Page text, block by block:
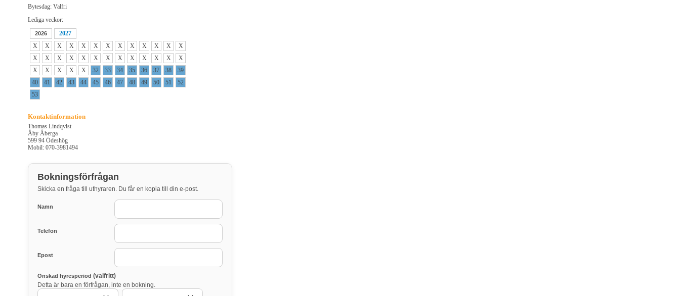
Bytesdag: Valfri
Lediga veckor:
2026
2027
X
X X X X X X X X X X X
X
X
X X X X X X X X X X X
X
X
X X X X 32 33 34 35 36 37 38
39
40
41 42 43 44 45 46 47 48 49 50 51
52
53
Kontaktinformation
Thomas Lindqvist
Åby Åberga
599 94 Ödeshög
Mobil: 070-3981494
Bokningsförfrågan
Skicka en fråga till uthyraren. Du får en kopia till din e-post.
Namn
Telefon
Epost
Önskad hyresperiod (valfritt)
Detta är bara en förfrågan, inte en bokning.